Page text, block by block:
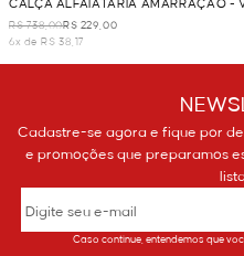
CALÇA ALFAIATARIA AMARRAÇÃO -
R$ 738,00R$ 229,00
6x de R$ 38,17
Cadastre-se agora e fique por
e promoções que preparamos
Caso continue, entendemos que